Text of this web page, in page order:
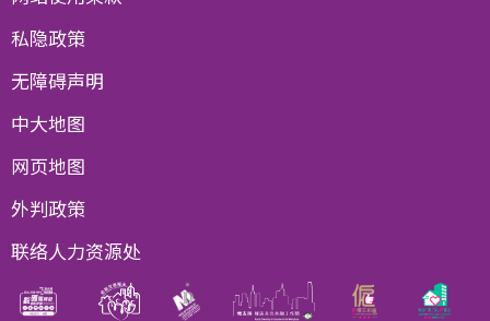
私隐政策
无障碍声明
中大地图
网页地图
外判政策
联络人力资源处